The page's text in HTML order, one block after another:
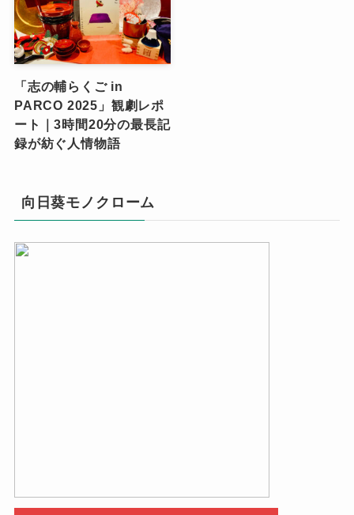
「志の輔らくご in
PARCO 2025」観劇レポ
ート｜3時間20分の最長記
録が紡ぐ人情物語
向日葵モノクローム